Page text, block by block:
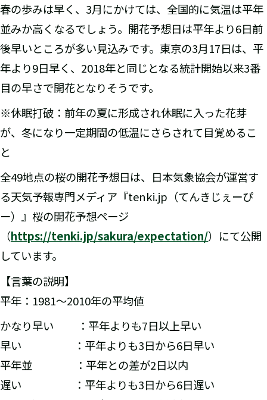
春の歩みは早く、3月にかけては、全国的に気温は平年
並みか高くなるでしょう。開花予想日は平年より6日前
後早いところが多い見込みです。東京の3月17日は、平
年より9日早く、2018年と同じとなる統計開始以来3番
目の早さで開花となりそうです。
※休眠打破：前年の夏に形成され休眠に入った花芽
が、冬になり一定期間の低温にさらされて目覚めるこ
と
全49地点の桜の開花予想日は、日本気象協会が運営す
る天気予報専門メディア『tenki.jp（てんきじぇーぴ
ー）』桜の開花予想ページ
（https://tenki.jp/sakura/expectation/）にて公開
しています。
【言葉の説明】
平年：1981～2010年の平均値
かなり早い ：平年よりも7日以上早い
早い ：平年よりも3日から6日早い
平年並 ：平年との差が2日以内
遅い ：平年よりも3日から6日遅い